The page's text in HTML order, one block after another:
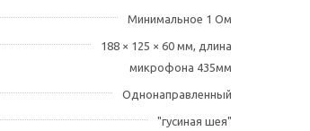
Минимальное 1 Ом
188 × 125 × 60 мм, длина
микрофона 435мм
Однонаправленный
"гусиная шея"